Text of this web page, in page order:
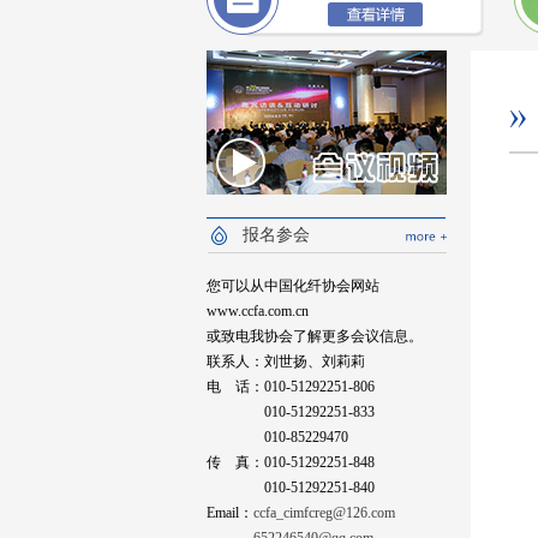
报名参会
您可以从中国化纤协会网站
www.ccfa.com.cn
或致电我协会了解更多会议信息。
联系人：刘世扬、刘莉莉
电 话：010-51292251-806
010-51292251-833
010-85229470
传 真：010-51292251-848
010-51292251-840
Email： ccfa_cimfcreg@126.com